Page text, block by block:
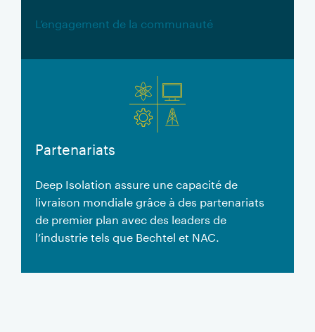
L’engagement de la communauté
Partenariats
Deep Isolation assure une capacité de
livraison mondiale grâce à des partenariats
de premier plan avec des leaders de
l’industrie tels que Bechtel et NAC.